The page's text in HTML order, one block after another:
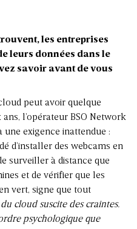
les entreprises
leurs données dans le
savoir avant de vous
peut avoir quelque
l’opérateur BSO Network
une exigence inattendue :
d’installer des webcams en
surveiller à distance que
et de vérifier que les
vert, signe que tout
cloud suscite des craintes.
psychologique que